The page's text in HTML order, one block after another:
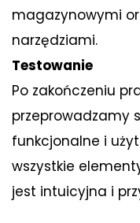
magazynowymi
narzędziami.
Testowanie
Po zakończeniu
przeprowadzamy
funkcjonalne i
wszystkie
jest intuicyjna i